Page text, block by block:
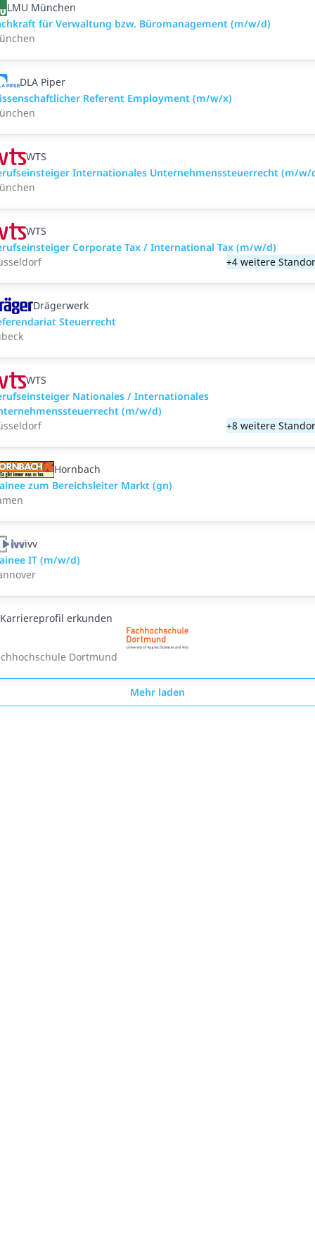
LMU München
für Verwaltung bzw. Büromanagement (m/w/d)
DLA Piper
Referent Employment (m/w/x)
WTS
Internationales Unternehmenssteuerrecht (m/w/
WTS
Corporate Tax / International Tax (m/w/d)
+4 weitere
Drägerwerk
Steuerrecht
WTS
Nationales / Internationales
(m/w/d)
+8 weitere
Hornbach
zum Bereichsleiter Markt (gn)
ivv
IT (m/w/d)
Karriereprofil erkunden
Dortmund
Mehr laden